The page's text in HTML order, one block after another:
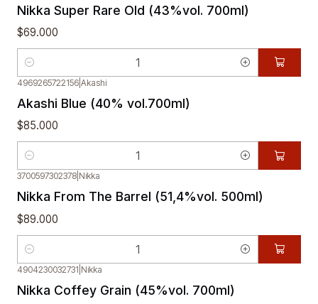
Nikka Super Rare Old (43%vol. 700ml)
$69.000
Cantidad
4969265722156 Akashi
Akashi Blue (40% vol.700ml)
$85.000
Cantidad
3700597302378 Nikka
Nikka From The Barrel (51,4%vol. 500ml)
$89.000
Cantidad
4904230032731 Nikka
Nikka Coffey Grain (45%vol. 700ml)